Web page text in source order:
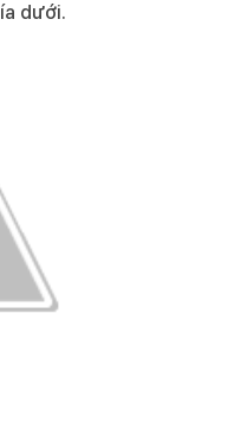
dưới.​